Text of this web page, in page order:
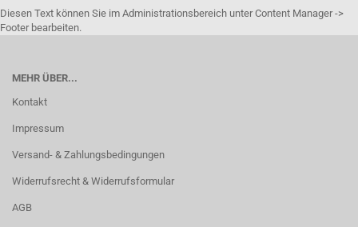
Diesen Text können Sie im Administrationsbereich unter Content Manager ->
Footer bearbeiten.
MEHR ÜBER...
Kontakt
Impressum
Versand- & Zahlungsbedingungen
Widerrufsrecht & Widerrufsformular
AGB